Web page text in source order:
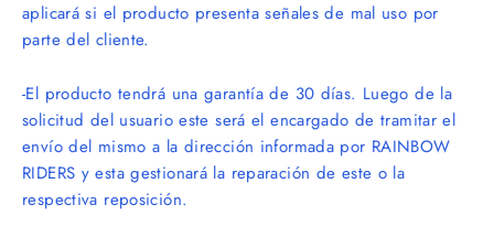
aplicará si el producto presenta señales de mal uso por
parte del cliente.
-El producto tendrá una garantía de 30 días. Luego de la
solicitud del usuario este será el encargado de tramitar el
envío del mismo a la dirección informada por RAINBOW
RIDERS y esta gestionará la reparación de este o la
respectiva reposición.